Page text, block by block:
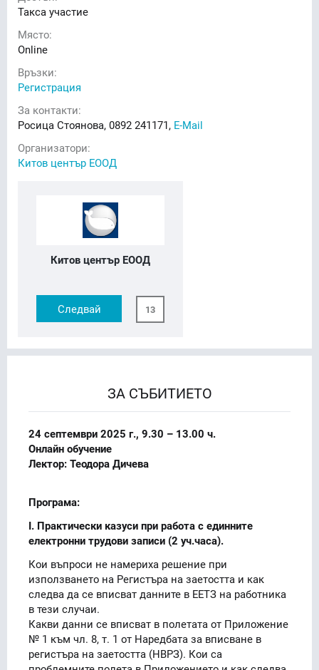
Такса участие
Място:
Online
Връзки:
Регистрация
За контакти:
Росица Стоянова, 0892 241171, E-Mail
Организатори:
Китов център ЕООД
Китов център ЕООД
Следвай 13
ЗА СЪБИТИЕТО
24 септември 2025 г., 9.30 – 13.00 ч.
Онлайн обучение
Лектор: Теодора Дичева
Програма:
I. Практически казуси при работа с единните
електронни трудови записи (2 уч.часа).
Кои въпроси не намериха решение при
използването на Регистъра на заетостта и как
следва да се вписват данните в ЕЕТЗ на работника
в тези случаи.
Какви данни се вписват в полетата от Приложение
№ 1 към чл. 8, т. 1 от Наредбата за вписване в
регистъра на заетостта (НВРЗ). Кои са